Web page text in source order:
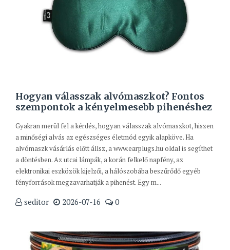
Hogyan válasszak alvómaszkot? Fontos
szempontok a kényelmesebb pihenéshez
Gyakran merül fel a kérdés, hogyan válasszak alvómaszkot, hiszen
a minőségi alvás az egészséges életmód egyik alapköve. Ha
alvómaszk vásárlás előtt állsz, a www.earplugs.hu oldal is segíthet
a döntésben. Az utcai lámpák, a korán felkelő napfény, az
elektronikai eszközök kijelzői, a hálószobába beszűrődő egyéb
fényforrások megzavarhatják a pihenést. Egy m...
seditor 2026-07-16 0